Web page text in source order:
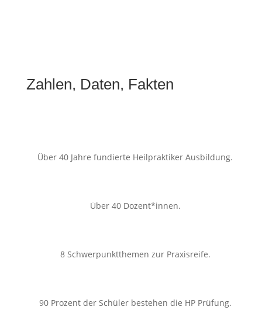
Zahlen, Daten, Fakten
Über 40 Jahre fundierte Heilpraktiker Ausbildung.
Über 40 Dozent*innen.
8 Schwerpunktthemen zur Praxisreife.
90 Prozent der Schüler bestehen die HP Prüfung.